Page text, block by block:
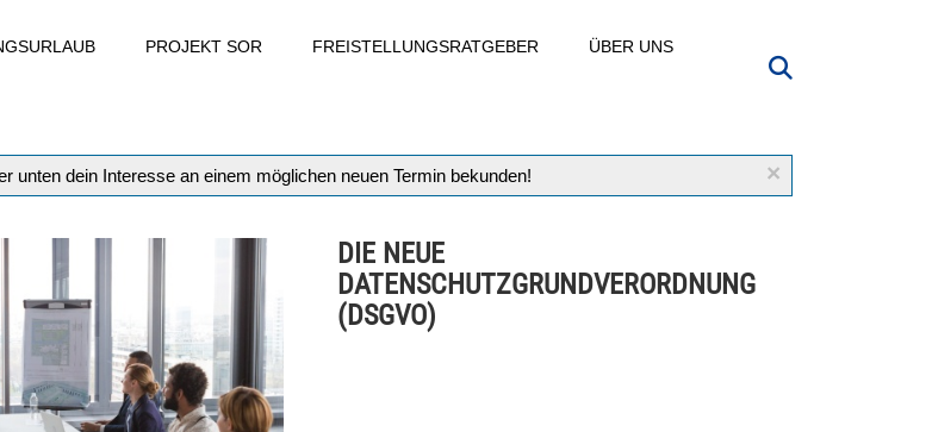
PROJEKT SOR FREISTELLUNGSRATGEBER ÜBER UNS
×
dein Interesse an einem möglichen neuen Termin bekunden!
DIE NEUE
DATENSCHUTZGRUNDVERORDNUNG
(DSGVO)